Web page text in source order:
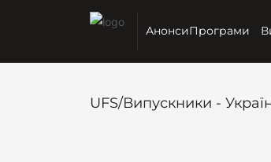
АнонсиПрограми
UFS/Випускники -